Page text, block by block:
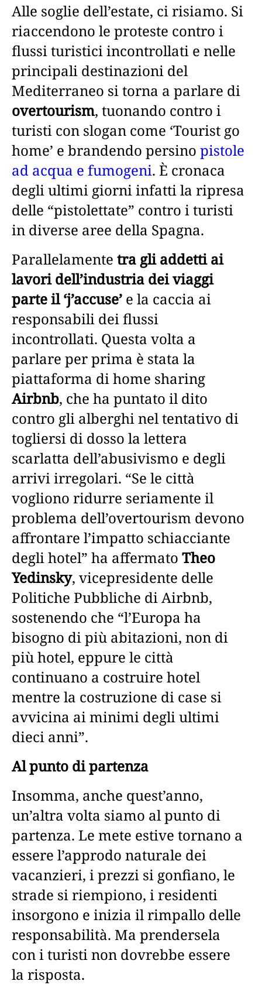
Alle soglie dell’estate, ci risiamo. Si
riaccendono le proteste contro i
flussi turistici incontrollati e nelle
principali destinazioni del
Mediterraneo si torna a parlare di
overtourism, tuonando contro i
turisti con slogan come ‘Tourist go
home’ e brandendo persino pistole
ad acqua e fumogeni. È cronaca
degli ultimi giorni infatti la ripresa
delle “pistolettate” contro i turisti
in diverse aree della Spagna.
Parallelamente tra gli addetti ai
lavori dell’industria dei viaggi
parte il ‘j’accuse’ e la caccia ai
responsabili dei flussi
incontrollati. Questa volta a
parlare per prima è stata la
piattaforma di home sharing
Airbnb, che ha puntato il dito
contro gli alberghi nel tentativo di
togliersi di dosso la lettera
scarlatta dell’abusivismo e degli
arrivi irregolari. “Se le città
vogliono ridurre seriamente il
problema dell’overtourism devono
affrontare l’impatto schiacciante
degli hotel” ha affermato Theo
Yedinsky, vicepresidente delle
Politiche Pubbliche di Airbnb,
sostenendo che “l’Europa ha
bisogno di più abitazioni, non di
più hotel, eppure le città
continuano a costruire hotel
mentre la costruzione di case si
avvicina ai minimi degli ultimi
dieci anni”.
Al punto di partenza
Insomma, anche quest’anno,
un’altra volta siamo al punto di
partenza. Le mete estive tornano a
essere l’approdo naturale dei
vacanzieri, i prezzi si gonfiano, le
strade si riempiono, i residenti
insorgono e inizia il rimpallo delle
responsabilità. Ma prendersela
con i turisti non dovrebbe essere
la risposta.